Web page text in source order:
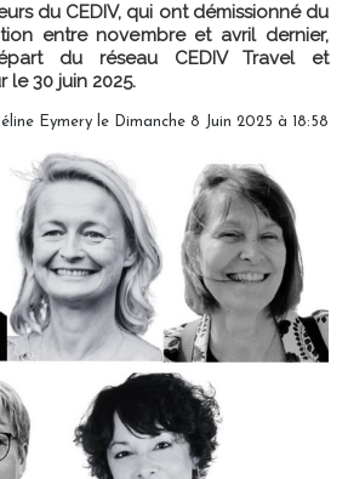
du CEDIV, qui ont démissionné du
entre novembre et avril dernier,
du réseau CEDIV Travel et
le 30 juin 2025.
Eymery le Dimanche 8 Juin 2025 à 18:58